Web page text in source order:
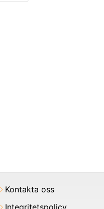
Kontakta oss
Integritetspolicy